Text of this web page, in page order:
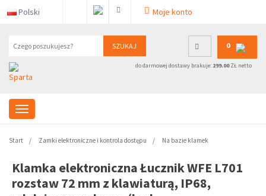
Polski Moje konto
SZUKAJ 0
do darmowej dostawy brakuje: 299.00ZŁ netto
Start Zamki elektroniczne i kontrola dostępu Na bazie klamek
Klamka elektroniczna Łucznik WFE L701
rozstaw 72 mm z klawiaturą, IP68,